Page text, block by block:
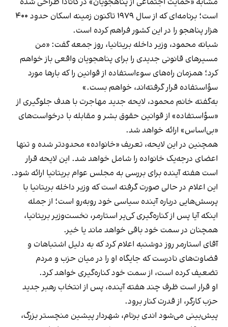
است؛ برنامه‌ای که از سال ۱۹۷۹ تاکنون زمینه اسکان حدود ۴۰۰
هزار پناهجو را در این کشور فراهم کرده است.
شبانه محمود، وزیر داخله بریتانیا، روز جمعه گفت: «من
مسیرهای قانونی جدیدی را برای پناهجویان واقعی باز خواهم
کرد؛ همزمان راه‌های سوءاستفاده از قوانین را که بارها مورد
سؤاستفاده قرار گرفته‌اند، خواهم بست.»
به‌گفته خانم محمود، لایحه جدید مهاجرت با هدف جلوگیری از
«سؤاستفاده» از قوانین حقوق‌ بشر و مقابله با درخواست‌های
«بی‌اساس» ارائه خواهد شد.
همچنین در این لایحه، تعریف «خانواده» محدودتر شده و تنها
اعضای درجه‌یک خانواده را شامل خواهد شد. این لایحه قرار
است هفته آینده برای بررسی به مجلس عوام بریتانیا ارائه شود.
این اعلام در حالی صورت گرفته است که وزیر داخله بریتانیا با
پرسش‌هایی درباره آینده سیاسی خود روبه‌رو است؛ از جمله
اینکه آیا پس از کناره‌گیری کی‌یر استارمر، نخست‌وزیر بریتانیا،
همچنان در سمت خود باقی خواهد ماند یا خیر.
آقای استارمر روز دوشنبه اعلام کرد که به دلیل اشتباهات و
قضاوت‌های نادرست که جایگاه او را در میان حزب و مردم
تضعیف کرده است، از سمت خود کناره‌گیری خواهد کرد.
او قرار است ظرف چند هفته آینده، پس از انتخاب رهبر جدید
حزب کارگر، از قدرت کنار برود.
پیش‌بینی می‌شود اندی برنام، شهردار پیشین منچستر بزرگ،